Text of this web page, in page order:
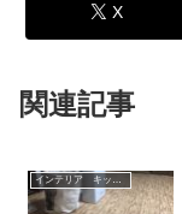
X
関連記事
インテリア キッチン用品